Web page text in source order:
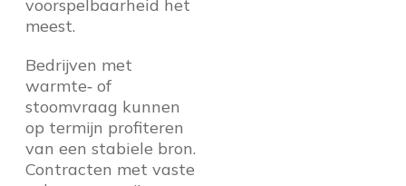
voorspelbaarheid het
meest.
Bedrijven met
warmte‑ of
stoomvraag kunnen
op termijn profiteren
van een stabiele bron.
Contracten met vaste